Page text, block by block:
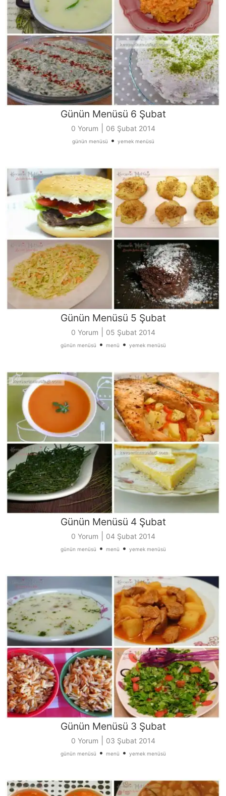
Günün Menüsü 6 Şubat
0 Yorum 06 Şubat 2014
günün menüsü • yemek menüsü
Günün Menüsü 5 Şubat
0 Yorum 05 Şubat 2014
günün menüsü • menü • yemek menüsü
Günün Menüsü 4 Şubat
0 Yorum 04 Şubat 2014
günün menüsü • menü • yemek menüsü
Günün Menüsü 3 Şubat
0 Yorum 03 Şubat 2014
günün menüsü • menü • yemek menüsü